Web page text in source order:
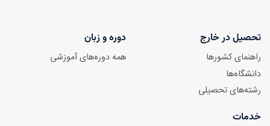
تحصیل در خارج
راهنمای کشورها
دانشگاه‌ها
رشته‌های تحصیلی
دوره و زبان
همه دوره‌های آموزشی
خدمات